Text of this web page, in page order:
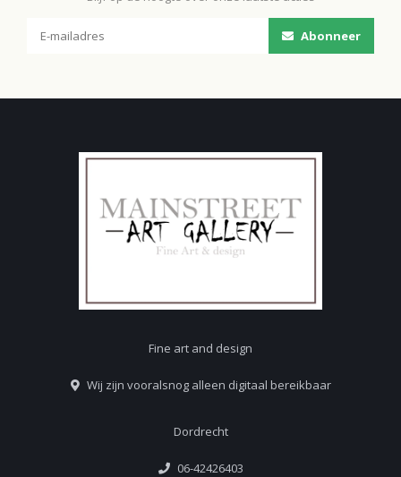
Abonneer
Fine art and design
Wij zijn vooralsnog alleen digitaal bereikbaar
Dordrecht
06-42426403